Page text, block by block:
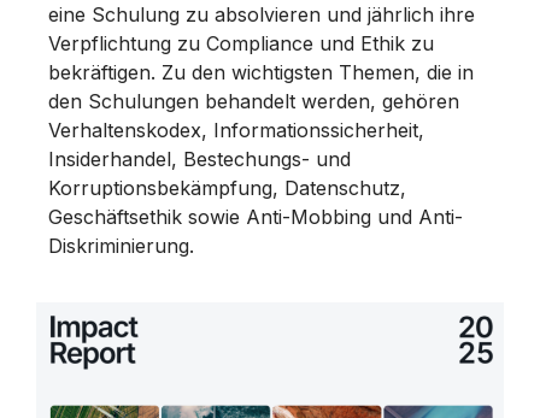
eine Schulung zu absolvieren und jährlich ihre
Verpflichtung zu Compliance und Ethik zu
bekräftigen. Zu den wichtigsten Themen, die in
den Schulungen behandelt werden, gehören
Verhaltenskodex, Informationssicherheit,
Insiderhandel, Bestechungs- und
Korruptionsbekämpfung, Datenschutz,
Geschäftsethik sowie Anti-Mobbing und Anti-
Diskriminierung.